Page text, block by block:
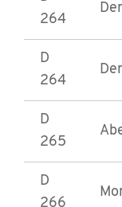
264
D
264
D
265
D
266